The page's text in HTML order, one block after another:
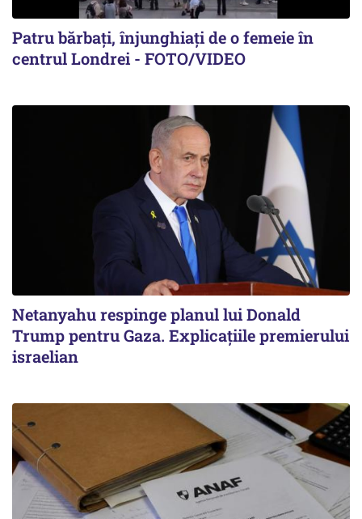
Patru bărbați, înjunghiați de o femeie în
centrul Londrei - FOTO/VIDEO
Netanyahu respinge planul lui Donald
Trump pentru Gaza. Explicațiile premierului
israelian